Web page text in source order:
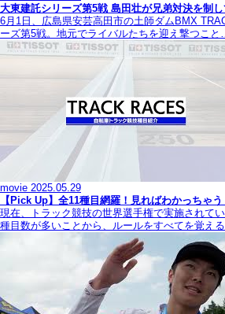
大東建託シリーズ第5戦 島田壮が兄弟対決を制
6月1日、広島県安芸高田市の土師ダムBMX
ーズ第5戦。地元でライバルたちを迎え撃つこと…
movie 2025.05.29
【Pick Up】全11種目網羅！見ればわかっちゃ
現在、トラック競技の世界選手権で実施されて
種目数が多いことから、ルールをすべてを覚え